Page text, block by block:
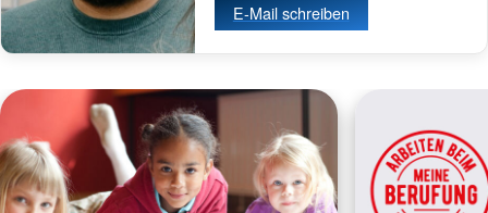
E-Mail schreiben